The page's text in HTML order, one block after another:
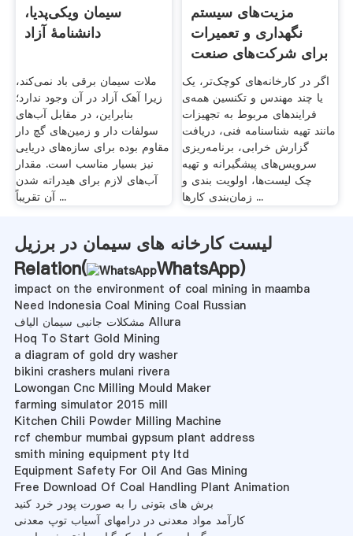
سیمان ویکی‌پدیا،
دانشنامهٔ آزاد
ملات سیمان برقی باد نمی‌کند،
زیرا آهک آزاد در آن وجود ندارد؛
بنابراین، در مقابل آب‌های
سولفات دار و زمین‌های گچ دار
مقاوم بوده برای سازه‌های دریایی
نیز بسیار مناسب است. مقدار
آب‌های لازم برای هیدراته شدن
آن تقریباً ...
مزیت‌های سیستم
نگهداری و تعمیرات
برای شرکت‌های صنعت
.
اگر در کارخانه‌های کوچک‌تر، یک
یا چند مهندس و تکنسین همه‌ی
فرایندهای مربوط به تجهیزات
مانند تهیه شناسنامه فنی، دریافت
گزارش خرابی، برنامه‌ریزی
سرویس‌های پیشگیرانه و تهیه
چک لیست‌ها، اولویت بندی و
زمان‌بندی کارها ...
لیست کارخانه های سیمان در برزیل
Relation(
WhatsApp)
impact on the environment of coal mining in maamba
Need Indonesia Coal Mining Coal Russian
مشکلات جانبی سیمان الیاف Allura
Hoq To Start Gold Mining
a diagram of gold dry washer
bikini crashers mulani rivera
Lowongan Cnc Milling Mould Maker
farming simulator 2015 mill
Kitchen Chili Powder Milling Machine
rcf chembur mumbai gypsum plant address
smith mining equipment pty ltd
Equipment Safety For Oil And Gas Mining
Free Download Of Coal Handling Plant Animation
برش های بتونی را به صورت پودر خرد کنید
کارآمد مواد معدنی در درامهای آسیاب توپ معدنی